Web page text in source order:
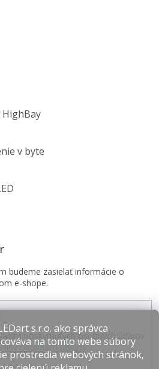
s.r.o. ako správca
na tomto webe súbory
prostredia webových stránok,
v byte
budeme zasielať informácie o
e-shope.
poskytnutých osobných údajov
osobných údajov.